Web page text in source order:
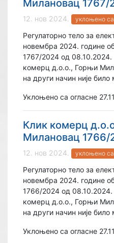
Милановац 1767/
12. нов 2024. уклоњено са
Регулаторно тело за
новембра 2024. године
1767/2024 од
комерц д.о.о., Горњи
на други начин није било
Уклоњено са огласне
Клик комерц
Милановац 1766/
12. нов 2024. уклоњено са
Регулаторно тело за
новембра 2024. године
1766/2024 од
комерц д.о.о., Горњи
на други начин није било
Уклоњено са огласне